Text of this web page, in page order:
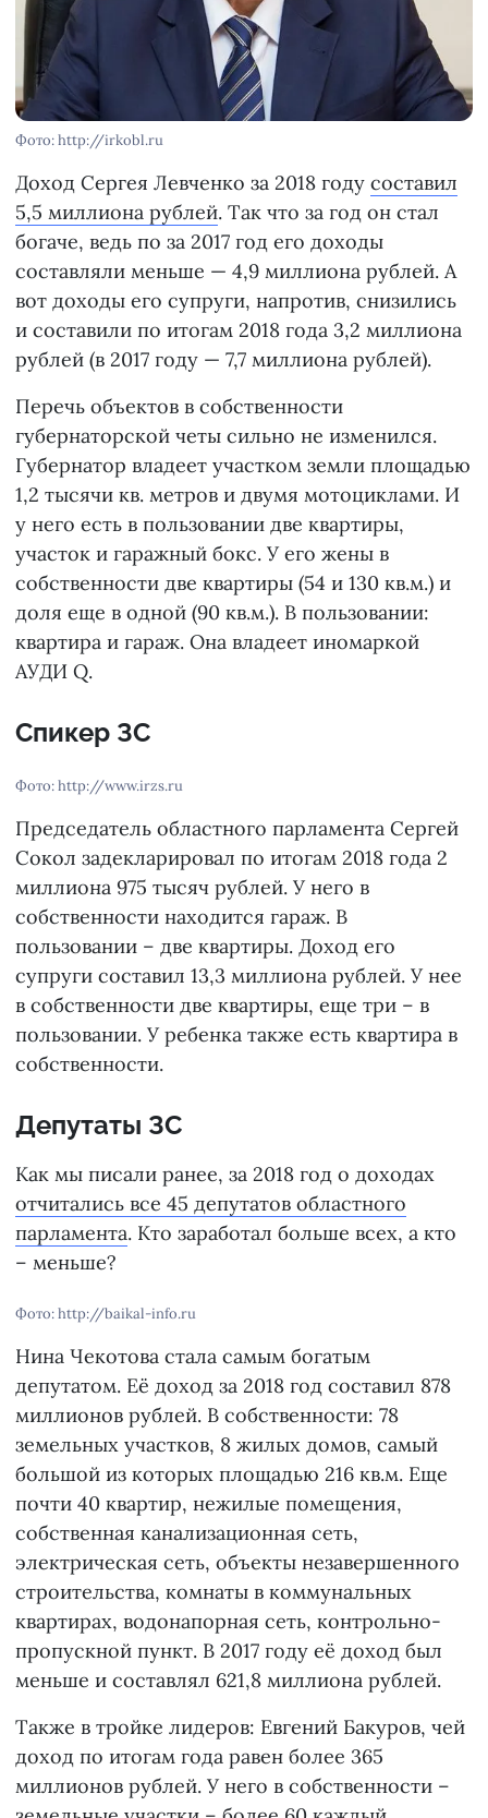
Фото: http://irkobl.ru
Доход Сергея Левченко за 2018 году составил
5,5 миллиона рублей. Так что за год он стал
богаче, ведь по за 2017 год его доходы
составляли меньше — 4,9 миллиона рублей. А
вот доходы его супруги, напротив, снизились
и составили по итогам 2018 года 3,2 миллиона
рублей (в 2017 году — 7,7 миллиона рублей).
Перечь объектов в собственности
губернаторской четы сильно не изменился.
Губернатор владеет участком земли площадью
1,2 тысячи кв. метров и двумя мотоциклами. И
у него есть в пользовании две квартиры,
участок и гаражный бокс. У его жены в
собственности две квартиры (54 и 130 кв.м.) и
доля еще в одной (90 кв.м.). В пользовании:
квартира и гараж. Она владеет иномаркой
АУДИ Q.
Спикер ЗС
Фото: http://www.irzs.ru
Председатель областного парламента Сергей
Сокол задекларировал по итогам 2018 года 2
миллиона 975 тысяч рублей. У него в
собственности находится гараж. В
пользовании – две квартиры. Доход его
супруги составил 13,3 миллиона рублей. У нее
в собственности две квартиры, еще три – в
пользовании. У ребенка также есть квартира в
собственности.
Депутаты ЗС
Как мы писали ранее, за 2018 год о доходах
отчитались все 45 депутатов областного
парламента. Кто заработал больше всех, а кто
– меньше?
Фото: http://baikal-info.ru
Нина Чекотова стала самым богатым
депутатом. Её доход за 2018 год составил 878
миллионов рублей. В собственности: 78
земельных участков, 8 жилых домов, самый
большой из которых площадью 216 кв.м. Еще
почти 40 квартир, нежилые помещения,
собственная канализационная сеть,
электрическая сеть, объекты незавершенного
строительства, комнаты в коммунальных
квартирах, водонапорная сеть, контрольно-
пропускной пункт. В 2017 году её доход был
меньше и составлял 621,8 миллиона рублей.
Также в тройке лидеров: Евгений Бакуров, чей
доход по итогам года равен более 365
миллионов рублей. У него в собственности –